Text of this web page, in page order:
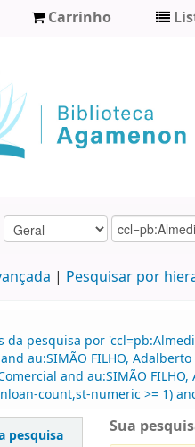
Carrinho
Pesquisar por
da pesquisa por
au:SIMÃO FILHO,
and au:SIMÃO
count,st-numeric >= 1)
pesquisa
Sua